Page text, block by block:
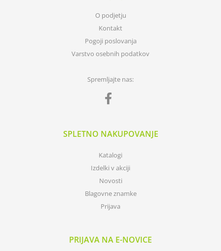
O podjetju
Kontakt
Pogoji poslovanja
Varstvo osebnih podatkov
Spremljajte nas:
SPLETNO NAKUPOVANJE
Katalogi
Izdelki v akciji
Novosti
Blagovne znamke
Prijava
PRIJAVA NA E-NOVICE